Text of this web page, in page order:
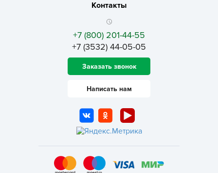
Контакты
+7 (800) 201-44-55
+7 (3532) 44-05-05
Заказать звонок
Написать нам